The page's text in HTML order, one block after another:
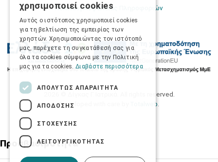
Πολιτική Ασφάλειας Πληροφοριών
2026 © Δίγκας Γ. Ιατρικά. All rights reserved.
Developed with care by
Totalweb
Προσβασιμότητα
χρησιμοποιεί cookies
Αυτός ο ιστότοπος χρησιμοποιεί cookies
για τη βελτίωση της εμπειρίας των
χρηστών. Χρησιμοποιώντας τον ιστότοπό
μας, παρέχετε τη συγκατάθεσή σας για
όλα τα cookies σύμφωνα με την Πολιτική
μας για τα cookies. Διαβάστε περισσότερα
ΑΠΟΛΎΤΩΣ ΑΠΑΡΑΊΤΗΤΑ
ΑΠΌΔΟΣΗΣ
ΣΤΌΧΕΥΣΗΣ
ΛΕΙΤΟΥΡΓΙΚΌΤΗΤΑΣ